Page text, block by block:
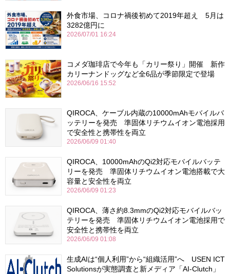
外食市場、コロナ禍後初めて2019年超え 5月は
3282億円に
2026/07/01 16:24
コメダ珈琲店で今年も「カリー祭り」開催 新作
カリーナンドッグなど全6品が季節限定で登場
2026/06/16 15:52
QIROCA、ケーブル内蔵の10000mAhモバイルバ
ッテリーを発売 準固体リチウムイオン電池採用
で安全性と携帯性を両立
2026/06/09 01:40
QIROCA、10000mAhのQi2対応モバイルバッテ
リーを発売 準固体リチウムイオン電池搭載で大
容量と安全性を両立
2026/06/09 01:23
QIROCA、薄さ約8.3mmのQi2対応モバイルバッ
テリーを発売 準固体リチウムイオン電池採用で
安全性と携帯性を両立
2026/06/09 01:08
生成AIは“個人利用”から“組織活用”へ USEN ICT
Solutionsが実態調査と新メディア「AI-Clutch」